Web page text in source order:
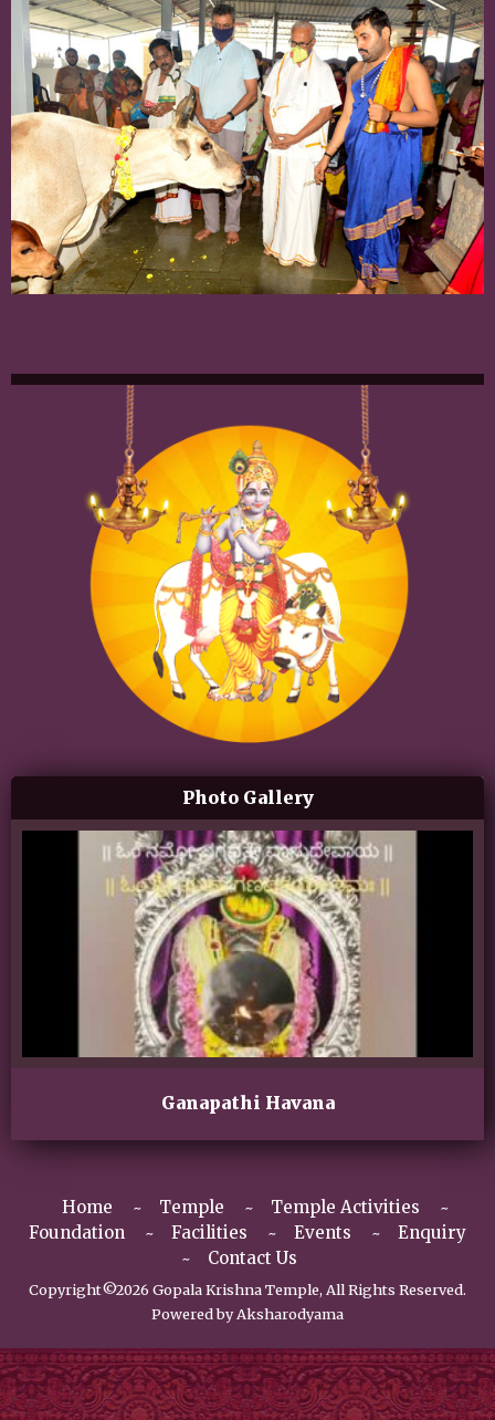
Photo Gallery
Ganapathi Havana
Home Temple
Temple Activities
Foundation
Facilities Events
Enquiry
Contact Us
Copyright©2026 Gopala Krishna Temple, All Rights Reserved.
Powered byAksharodyama